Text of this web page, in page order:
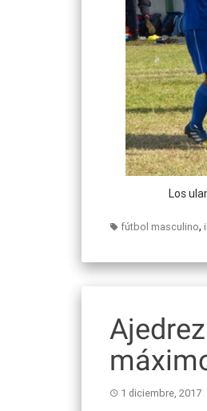
Los
fútbol masculino,
1 diciembre, 2017